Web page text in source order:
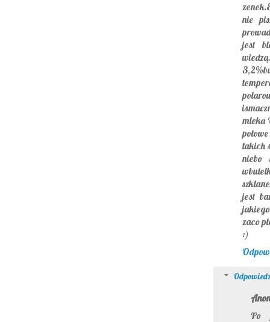
nie
jest
mleka
takich
niebo
jest
zaco
:)
Po